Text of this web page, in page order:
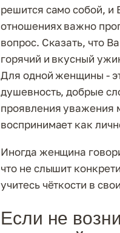
решится само собой, и
отношениях важно
вопрос. Сказать, что
горячий и вкусный
Для одной женщины -
душевность, добрые
проявления уважения
воспринимает как
Иногда женщина
что не слышит
учитесь чёткости в
Если не